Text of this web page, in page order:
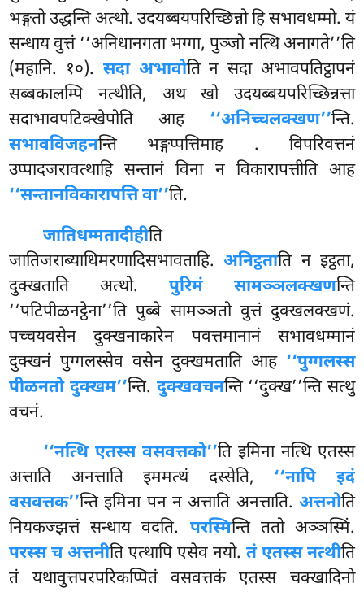
भङ्गतो उद्धन्ति अत्थो. उदयब्बयपरिच्छिन्नो हि सभावधम्मो. यं
सन्धायवुत्तं ‘‘अनिधानगता भग्गा, पुञ्जो नत्थि अनागते’’ति
(महानि. १०). सदा अभावोति न सदा अभावपतिट्ठापनं
सब्बकालम्पि नत्थीति, अथ खो उदयब्बयपरिच्छिन्नत्ता
सदाभावपटिक्खेपोति आह ‘‘अनिच्चलक्खण’’न्ति.
सभावविजहनन्ति भङ्गप्पत्तिमाह . विपरिवत्तनं
उप्पादजरावत्थाहि सन्तानं विना न विकारापत्तीति आह
‘‘सन्तानविकारापत्ति वा’’ति.
जातिधम्मतादीहीति
जातिजराब्याधिमरणादिसभावताहि.अनिट्ठताति न इट्ठता,
दुक्खताति अत्थो. पुरिमं सामञ्ञलक्खणन्ति
‘‘पटिपीळनट्ठेना’’ति पुब्बे सामञ्ञतो वुत्तं दुक्खलक्खणं.
पच्चयवसेन दुक्खनाकारेन पवत्तमानानं सभावधम्मानं
दुक्खनं पुग्गलस्सेव वसेन दुक्खमताति आह ‘‘पुग्गलस्स
पीळनतो दुक्खम’’न्ति. दुक्खवचनन्ति ‘‘दुक्ख’’न्ति सत्थु
वचनं.
‘‘नत्थि एतस्स वसवत्तको’’ति इमिना नत्थि एतस्स
अत्ताति अनत्ताति इममत्थं दस्सेति, ‘‘नापि इदं
वसवत्तक’’न्ति इमिना पन न अत्ताति अनत्ताति. अत्तनोति
नियकज्झत्तं सन्धाय वदति. परस्मिन्ति ततो अञ्ञस्मिं.
परस्स च अत्तनीति एत्थापि एसेव नयो. तं एतस्स नत्थीति
तं यथावुत्तपरपरिकप्पितं वसवत्तकं एतस्स चक्खादिनो